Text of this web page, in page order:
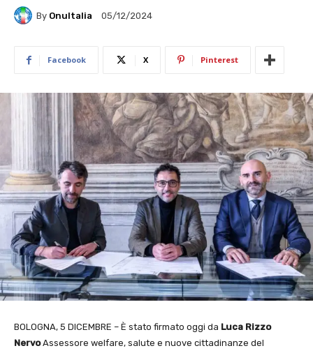
By OnuItalia 05/12/2024
Facebook X Pinterest
BOLOGNA, 5 DICEMBRE – È stato firmato oggi da Luca Rizzo
NervoAssessore welfare, salute e nuove cittadinanze del